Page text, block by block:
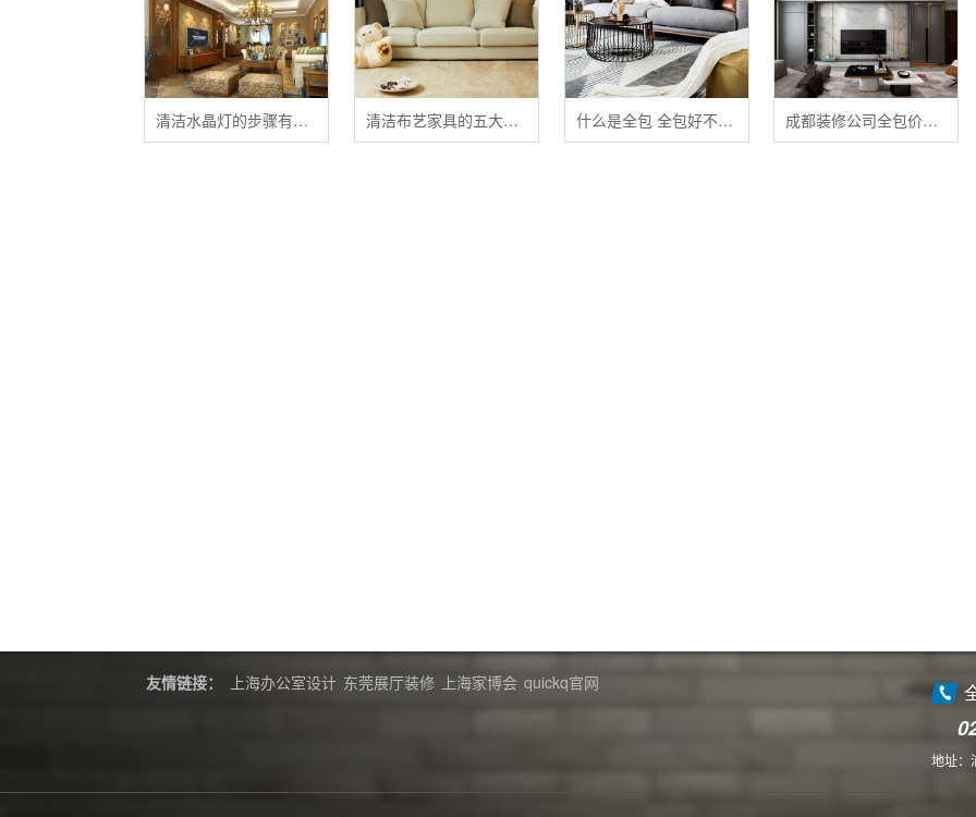
清洁水晶灯的步骤有哪些？ 清洁布艺家具的五大禁忌 什么是全包 全包好不好 全包装修注意事项有哪些 成都装修公司全包价格 成都全包装修多少钱一平
友情链接： 上海办公室设计 东莞展厅装修 上海家博会 quickq官网
地址：